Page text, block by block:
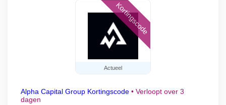
Actueel
Kortingscode
Alpha Capital Group Kortingscode • Verloopt over 3
dagen